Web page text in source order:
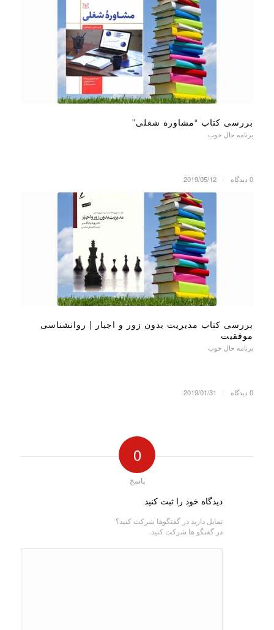
بررسی کتاب “مشاوره شغلی”
برنامه حال خوب
0 دیدگاه 2019/05/12
بررسی کتاب مدیریت بدون زور و اجبار | روانشناسی
موفقیت
برنامه حال خوب
0 دیدگاه 2019/01/31
0
پاسخ
دیدگاه خود را ثبت کنید
تمایل دارید در گفتگوها شرکت کنید؟
در گفتگو ها شرکت کنید.